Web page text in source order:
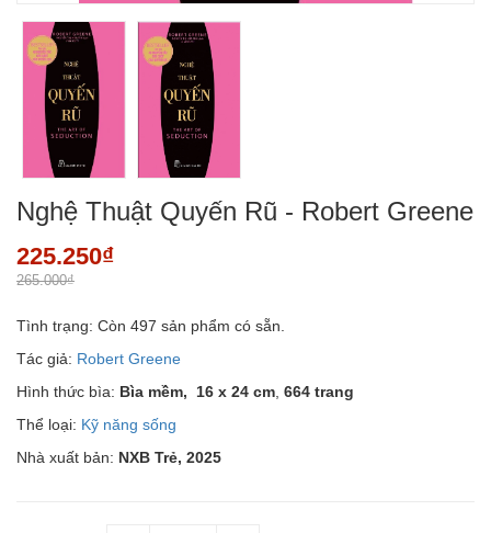
Nghệ Thuật Quyến Rũ - Robert Greene
225.250₫
265.000₫
Tình trạng: Còn 497 sản phẩm có sẵn.
Tác giả: Robert Greene
Hình thức bìa: Bìa mềm, 16 x 24 cm 664 trang
Thể loại: Kỹ năng sống
Nhà xuất bản: NXB Trẻ, 2025